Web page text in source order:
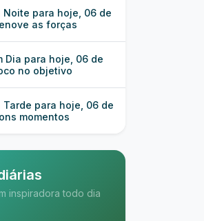
Noite para hoje, 06 de
as forças
Dia para hoje, 06 de
no objetivo
Tarde para hoje, 06 de
momentos
inspiradora todo dia